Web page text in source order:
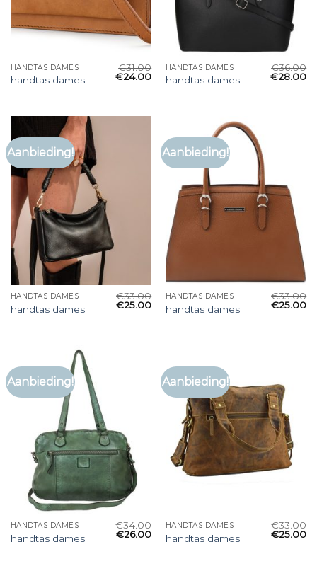
HANDTAS DAMES
handtas dames
€31.00
€24.00
HANDTAS DAMES
handtas dames
€36.00
€28.00
Aanbieding!
HANDTAS DAMES
handtas dames
€33.00
€25.00
Aanbieding!
HANDTAS DAMES
handtas dames
€33.00
€25.00
Aanbieding!
HANDTAS DAMES
handtas dames
€34.00
€26.00
Aanbieding!
HANDTAS DAMES
handtas dames
€33.00
€25.00